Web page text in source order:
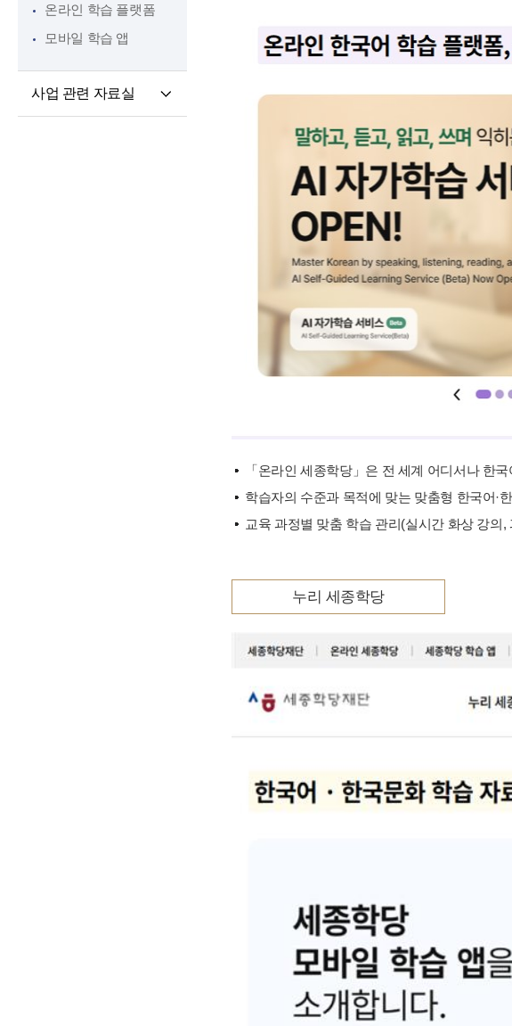
세종학당 문화인턴
온라인 학습 플랫폼
모바일 학습 앱
사업 관련 자료실
「온라인 세종학당」은 전 세계 어디서나 한
학습자의 수준과 목적에 맞는 맞춤형 한국어·
교육 과정별 맞춤 학습 관리(실시간 화상 강의
누리 세종학당